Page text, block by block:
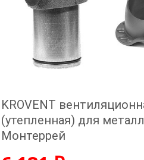
KROVENT
(утепленная) для
Монтеррей